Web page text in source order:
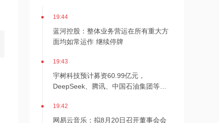
19:44
蓝河控股：整体业务营运在所有重大方
面均如常运作 继续停牌
19:43
宇树科技预计募资60.99亿元，
DeepSeek、腾讯、中国石油集团等获
19:42
网易云音乐：拟8月20日召开董事会会